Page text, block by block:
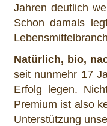
Jahren deutlich
Schon damals
Natürlich, bio,
seit nunmehr 17
Erfolg legen.
Premium ist also
Unterstützung